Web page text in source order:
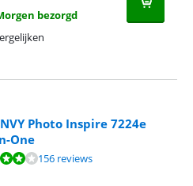
bezorgd
Photo Inspire 7224e
One
op 156 reviews.
156 reviews